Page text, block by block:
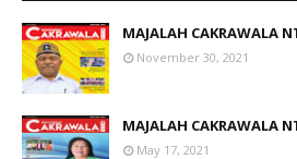
MAJALAH CAKRAWALA
November 30, 2021
MAJALAH CAKRAWALA
May 17, 2021